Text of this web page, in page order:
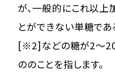
が、一般的にこれ以
とができない単糖であ
[※2]などの糖が2～
ののことを指します。